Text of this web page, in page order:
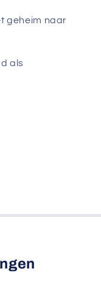
geheim naar
als